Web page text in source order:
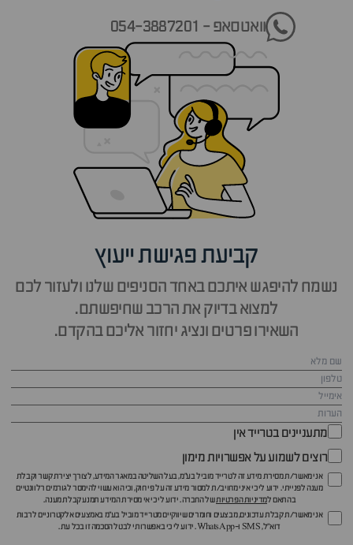
וואטסאפ - 054-3887201
קביעת פגישת ייעוץ
נשמח להיפגש איתכם באחד הסניפים שלנו ולעזור לכם
למצוא בדיוק את הרכב שחיפשתם.
השאירו פרטים ונציג יחזור אליכם בהקדם.
מתעניינים בטרייד אין
רוצים לשמוע על אפשרויות מימון
אני מאשר/ת מסירת מידע זה לטרייד מוביל בע"מ, בעל השליטה במאגר המידע, לצורך יצירת קשר וקבלת
מענה לפנייתי. ידוע לי כי איני מחויב/ת למסור מידע זה על פי חוק, וכי הוא עשוי להימסר לגורמים רלוונטיים
בהתאם למדיניות הפרטיותשל החברה. ידוע לי כי אי מסירת המידע תמנע קבלת מענה.
אני מאשר/ת קבלת עדכונים, מבצעים וחומרים שיווקיים מטרייד מוביל בע"מ באמצעים אלקטרוניים לרבות
דוא״ל, SMS ו-WhatsApp. ידוע לי כי באפשרותי לבטל הסכמה זו בכל עת.